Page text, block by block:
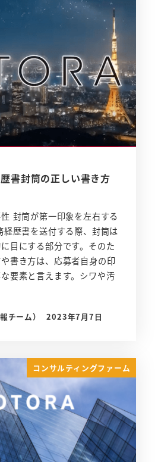
書封筒の正しい書き方
封筒が第一印象を左右する
経歴書を送付する際、封筒は
目にする部分です。そのた
書き方は、応募者自身の印
要素と言えます。シワや汚
チーム） 2023年7月7日
コンサルティングファーム